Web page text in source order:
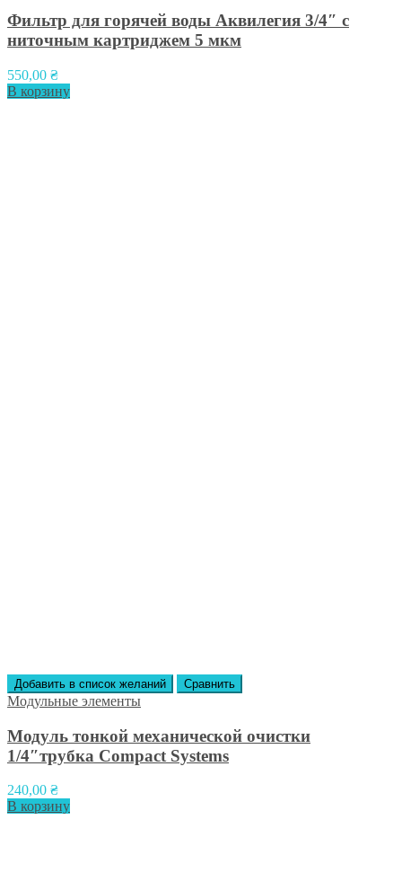
Фильтр для горячей воды Аквилегия 3/4″ с
ниточным картриджем 5 мкм
550,00 ₴
В корзину
Добавить в список желаний Сравнить
Модульные элементы
Модуль тонкой механической очистки
1/4″трубка Compact Systems
240,00 ₴
В корзину